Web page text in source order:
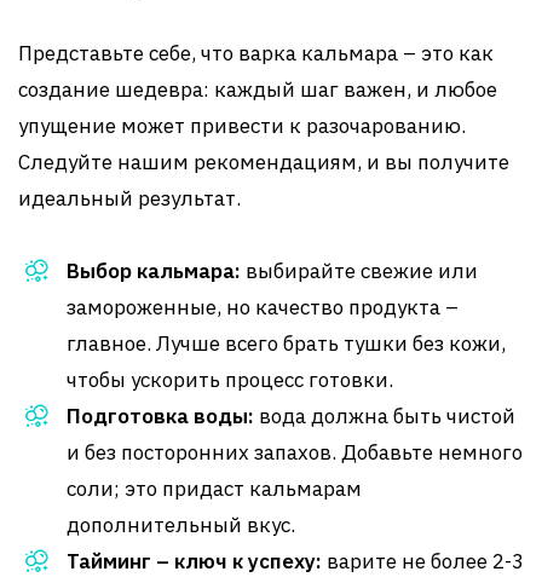
Представьте себе, что варка кальмара – это как
создание шедевра: каждый шаг важен, и любое
упущение может привести к разочарованию.
Следуйте нашим рекомендациям, и вы получите
идеальный результат.
Выбор кальмара: выбирайте свежие или
замороженные, но качество продукта –
главное. Лучше всего брать тушки без кожи,
чтобы ускорить процесс готовки.
Подготовка воды: вода должна быть чистой
и без посторонних запахов. Добавьте немного
соли; это придаст кальмарам
дополнительный вкус.
Тайминг – ключ к успеху: варите не более 2-3